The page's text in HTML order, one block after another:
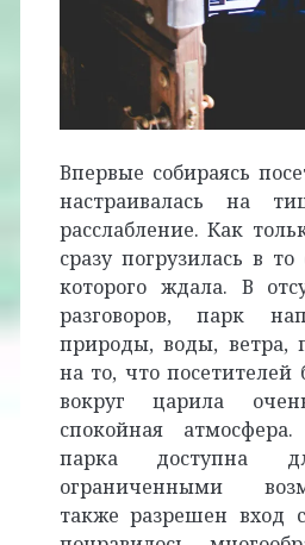
Впервые собираясь
настраивалась на
расслабление. Как
сразу погрузилась в то
которого ждала. В
разговоров, парк
природы, воды, ветра,
на то, что посетителей
вокруг царила
спокойная
парка доступна
ограниченными
также разрешен вход